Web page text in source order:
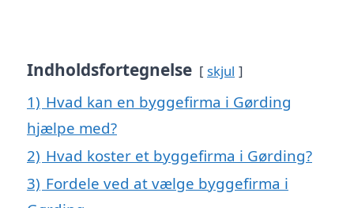
Indholdsfortegnelse skjul
1) Hvad kan en byggefirma i Gørding
hjælpe med?
2) Hvad koster et byggefirma i Gørding?
3) Fordele ved at vælge byggefirma i